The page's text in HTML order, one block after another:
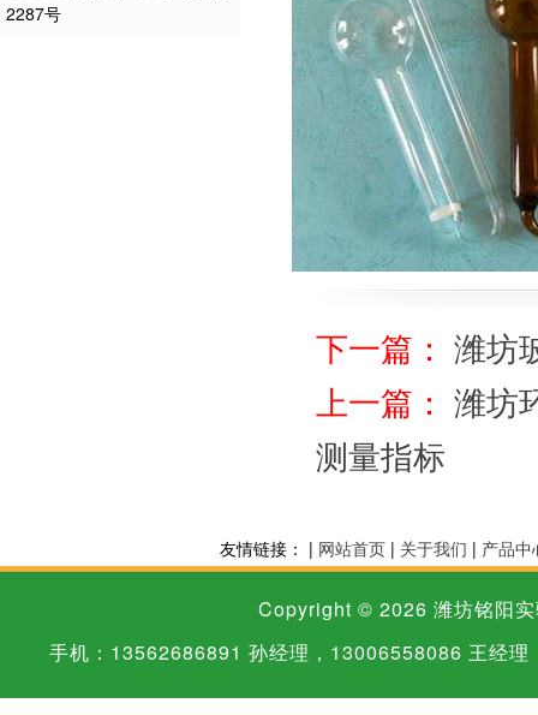
2287号
下一篇： 潍坊
上一篇： 潍坊
测量指标
友情链接： | 网站首页 | 关于我们 | 产品中
Copyright © 2026 潍坊铭阳
手机：13562686891 孙经理，13006558086 王经